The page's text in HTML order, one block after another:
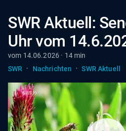
SWR Aktuell:
Uhr vom
vom 14.06.2026 · 14 min
SWR
· Nachrichten · SWR Aktuell